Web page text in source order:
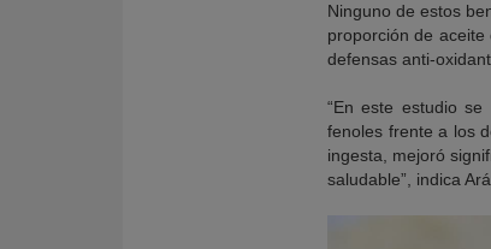
Ninguno de estos
proporción de
defensas anti-
“En este estudio
fenoles frente a los
ingesta, mejoró
saludable”, indica